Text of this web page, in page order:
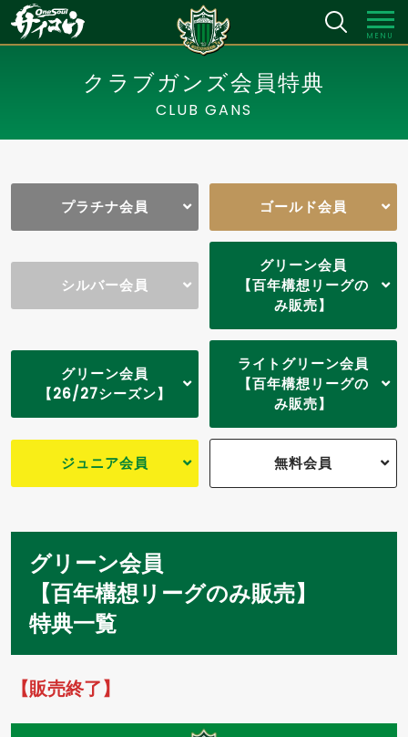
MENU
クラブガンズ会員特典
CLUB GANS
プラチナ会員 ゴールド会員
シルバー会員
グリーン会員
【百年構想リーグの
み販売】
グリーン会員
【26/27シーズン】
ライトグリーン会員
【百年構想リーグの
み販売】
ジュニア会員 無料会員
グリーン会員
【百年構想リーグのみ販売】
特典一覧
【販売終了】